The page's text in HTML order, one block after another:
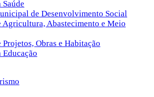
Saúde
de Desenvolvimento Social
Agricultura, Abastecimento e Meio
Projetos, Obras e Habitação
Educação